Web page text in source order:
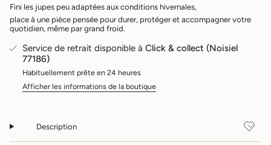
{{
quantity
}}",
de
quantity
"maximum_of"=>"Maximum
quantity
Fini les jupes peu adaptées aux conditions hivernales,
place à une pièce pensée pour durer, protéger et accompagner votre
quotidien, même par grand froid.
Service de retrait disponible àClick & collect (Noisiel
77186)
Habituellement prête en 24 heures
Afficher les informations de la boutique
Description